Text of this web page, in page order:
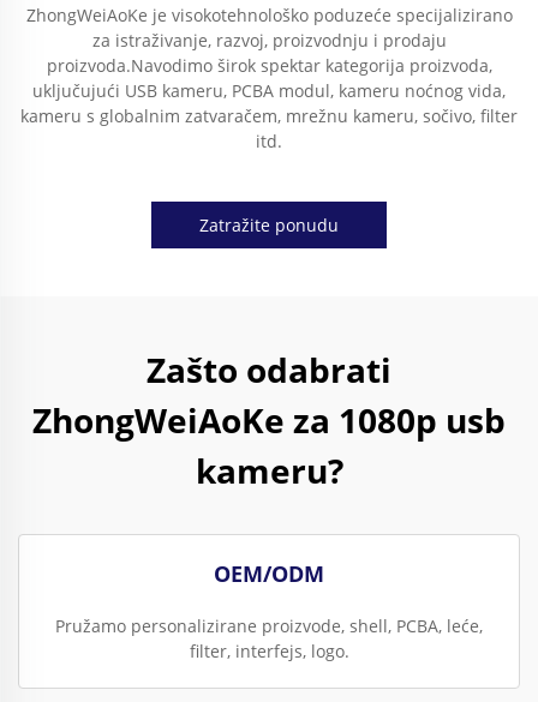
ZhongWeiAoKe je visokotehnološko poduzeće specijalizirano
za istraživanje, razvoj, proizvodnju i prodaju
proizvoda.Navodimo širok spektar kategorija proizvoda,
uključujući USB kameru, PCBA modul, kameru noćnog vida,
kameru s globalnim zatvaračem, mrežnu kameru, sočivo, filter
itd.
Zatražite ponudu
Zašto odabrati
ZhongWeiAoKe za 1080p usb
kameru?
OEM/ODM
Pružamo personalizirane proizvode, shell, PCBA, leće,
filter, interfejs, logo.